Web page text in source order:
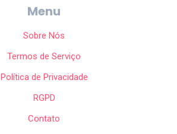
Menu
Sobre Nós
Termos de Serviço
Política de Privacidade
RGPD
Contato